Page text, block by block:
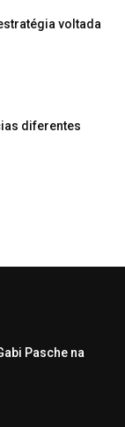
voltada
diferentes
Pasche na